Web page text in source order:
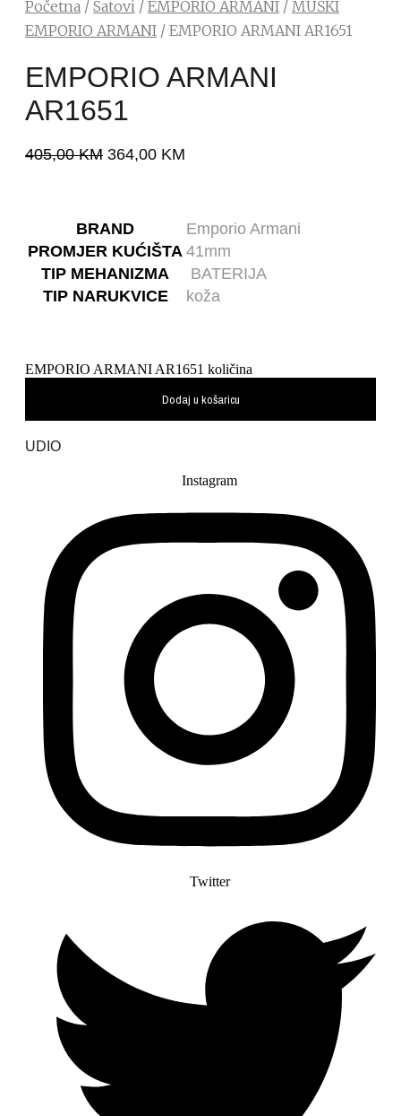
Početna / Satovi / EMPORIO ARMANI / MUŠKI
EMPORIO ARMANI / EMPORIO ARMANI AR1651
EMPORIO ARMANI
AR1651
405,00KM 364,00 KM
BRAND
Emporio Armani
PROMJER KUĆIŠTA 41mm
TIP MEHANIZMA
BATERIJA
TIP NARUKVICE
koža
EMPORIO ARMANI AR1651 količina
Dodaj u košaricu
UDIO
Instagram
Twitter